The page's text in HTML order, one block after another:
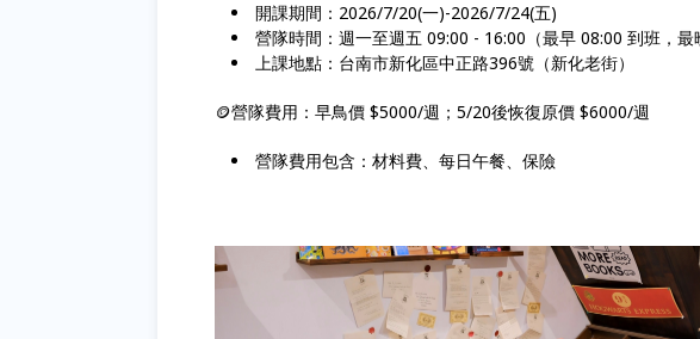
開課期間：2026/7/20(一)-2026/7/24(五)
營隊時間：週一至週五 09:00 - 16:00（最早 08:00 到班，最
上課地點：台南市新化區中正路396號（新化老街）
🪙營隊費用：早鳥價 $5000/週；5/20後恢復原價 $6000/週
營隊費用包含：材料費、每日午餐、保險